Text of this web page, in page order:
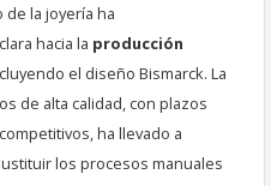
de la joyería ha
hacia la producción
el diseño Bismarck. La
de alta calidad, con plazos
ha llevado a
los procesos manuales